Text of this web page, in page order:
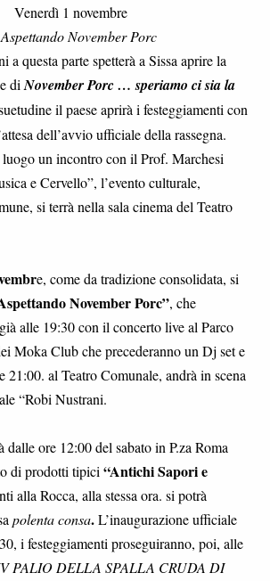
Venerdì 1 novembre
November Porc
a questa parte spetterà a Sissa aprire la
di November Porc … speriamo ci sia la
il paese aprirà i festeggiamenti con
dell’avvio ufficiale della rassegna.
un incontro con il Prof. Marchesi
e Cervello”, l’evento culturale,
si terrà nella sala cinema del Teatro
e, come da tradizione consolidata, si
November Porc”, che
alle 19:30 con il concerto live al Parco
Moka Club che precederanno un Dj set e
21:00. al Teatro Comunale, andrà in scena
“Robi Nustrani.
dalle ore 12:00 del sabato in P.za Roma
di prodotti tipici “Antichi Sapori e
alla Rocca, alla stessa ora. si potrà
polenta consa.L’inaugurazione ufficiale
i festeggiamenti proseguiranno, poi, alle
PALIO DELLA SPALLA CRUDA DI